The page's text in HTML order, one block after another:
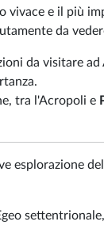
vivace e il più
da
da visitare ad
tra l'Acropoli e
esplorazione